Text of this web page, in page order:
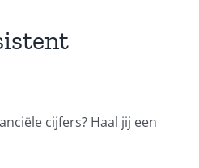
cijfers? Haal jij een